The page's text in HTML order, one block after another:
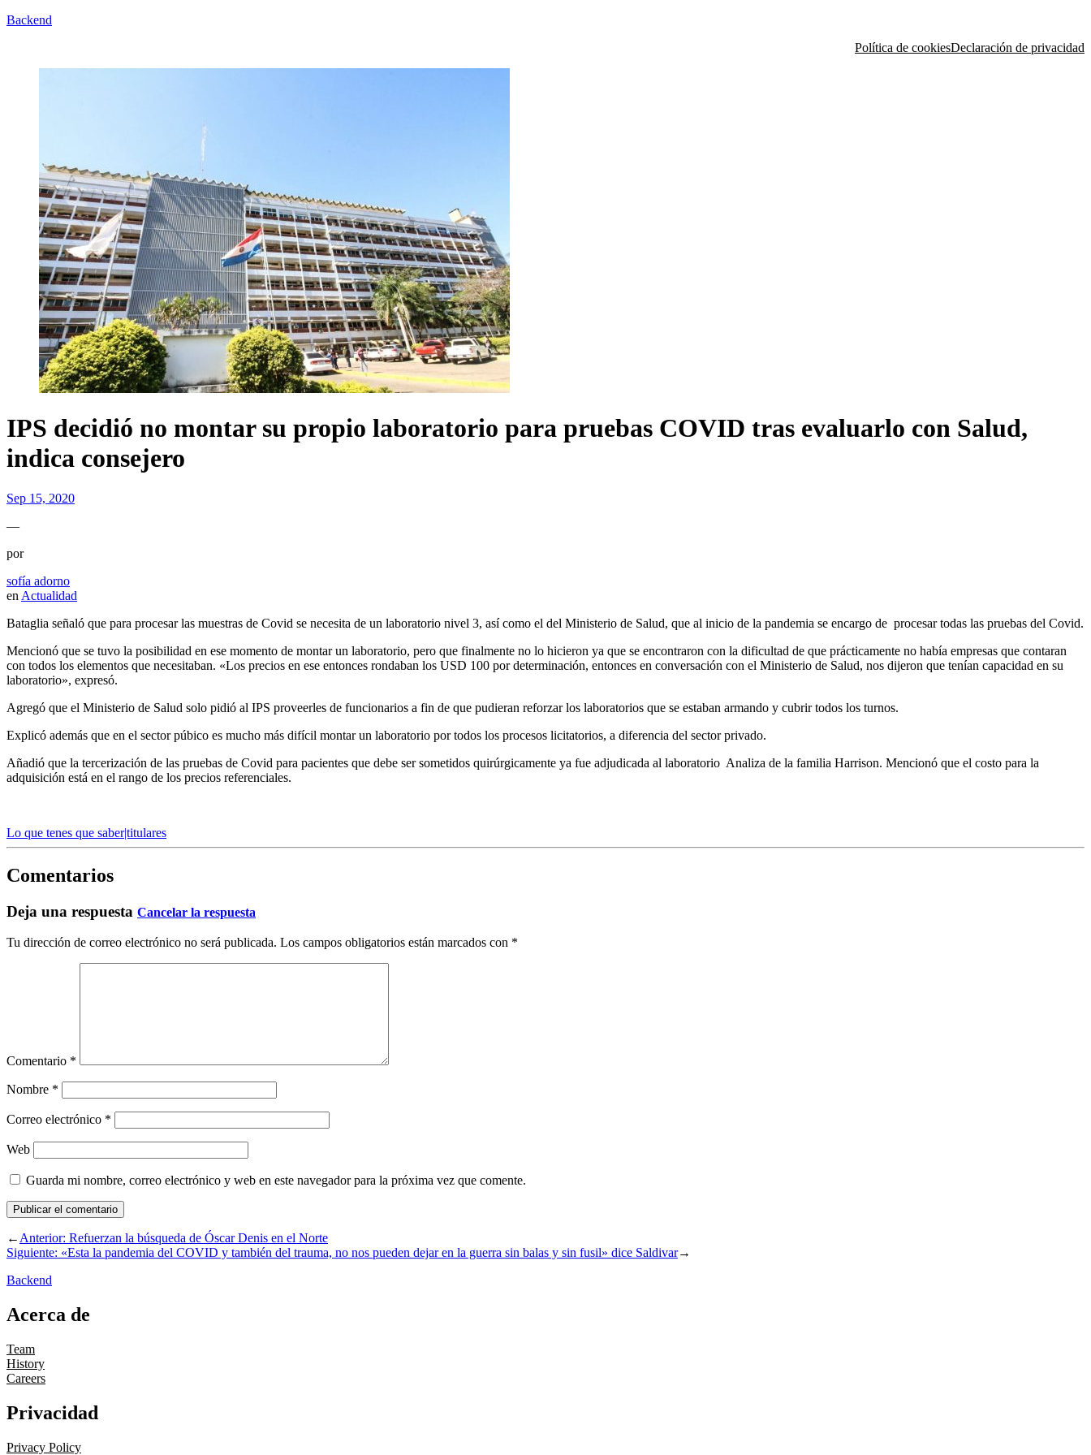
Backend
Política de cookiesDeclaración de privacidad
IPS decidió no montar su propio laboratorio para pruebas COVID tras evaluarlo con Salud,
indica consejero
Sep 15, 2020
—
por
sofía adorno
en Actualidad
Bataglia señaló que para procesar las muestras de Covid se necesita de un laboratorio nivel 3, así como el del Ministerio de Salud, que al inicio de la pandemia se encargo de procesar todas las pruebas del Covid.
Mencionó que se tuvo la posibilidad en ese momento de montar un laboratorio, pero que finalmente no lo hicieron ya que se encontraron con la dificultad de que prácticamente no había empresas que contaran
con todos los elementos que necesitaban. «Los precios en ese entonces rondaban los USD 100 por determinación, entonces en conversación con el Ministerio de Salud, nos dijeron que tenían capacidad en su
laboratorio», expresó.
Agregó que el Ministerio de Salud solo pidió al IPS proveerles de funcionarios a fin de que pudieran reforzar los laboratorios que se estaban armando y cubrir todos los turnos.
Explicó además que en el sector púbico es mucho más difícil montar un laboratorio por todos los procesos licitatorios, a diferencia del sector privado.
Añadió que la tercerización de las pruebas de Covid para pacientes que debe ser sometidos quirúrgicamente ya fue adjudicada al laboratorio Analiza de la familia Harrison. Mencionó que el costo para la
adquisición está en el rango de los precios referenciales.
Lo que tenes que saber|titulares
Comentarios
Deja una respuesta Cancelar la respuesta
Tu dirección de correo electrónico no será publicada. Los campos obligatorios están marcados con *
Comentario *
Nombre *
Correo electrónico *
Web
Guarda mi nombre, correo electrónico y web en este navegador para la próxima vez que comente.
←Anterior: Refuerzan la búsqueda de Óscar Denis en el Norte
Siguiente: «Esta la pandemia del COVID y también del trauma, no nos pueden dejar en la guerra sin balas y sin fusil» dice Saldivar→
Backend
Acerca de
Team
History
Careers
Privacidad
Privacy Policy